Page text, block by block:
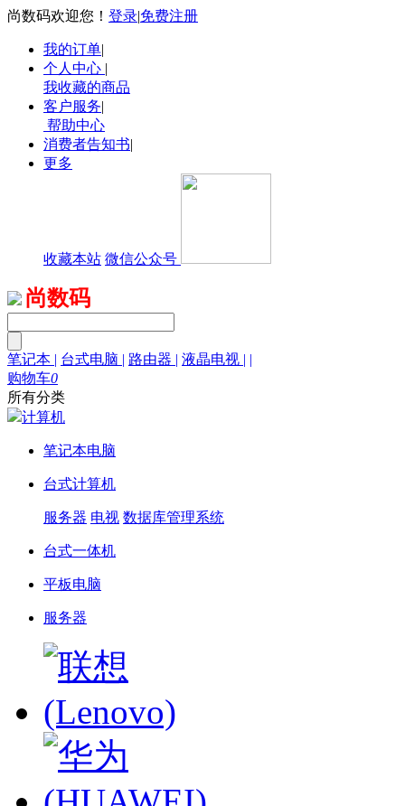
尚数码欢迎您！ 登录|免费注册
我的订单|
个人中心 |
我收藏的商品
客户服务|
帮助中心
消费者告知书|
更多
收藏本站 微信公众号
尚数码
笔记本 | 台式电脑 | 路由器 | 液晶电视 | |
购物车0
所有分类
计算机
笔记本电脑
台式计算机
服务器 电视 数据库管理系统
台式一体机
平板电脑
服务器